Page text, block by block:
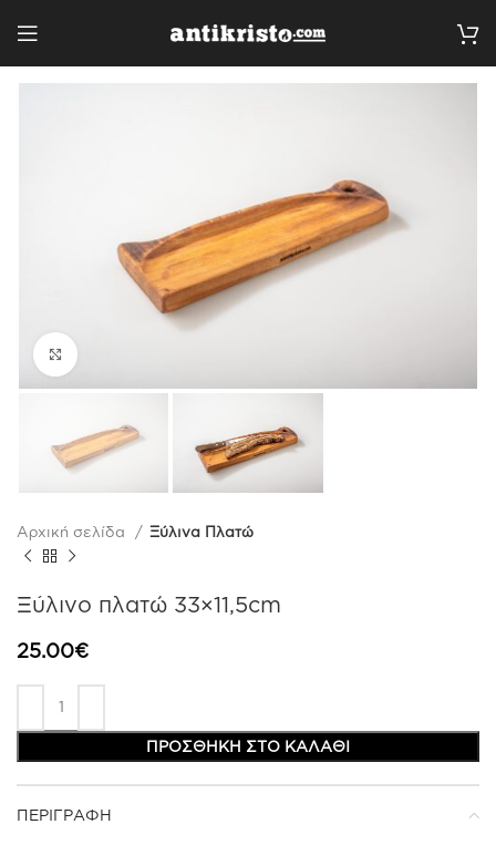
Αρχική σελίδα Ξύλινα Πλατώ
Ξύλινο πλατώ 33×11,5cm
25.00€
ΠΡΟΣΘΉΚΗ ΣΤΟ ΚΑΛΆΘΙ
ΠΕΡΙΓΡΑΦΉ